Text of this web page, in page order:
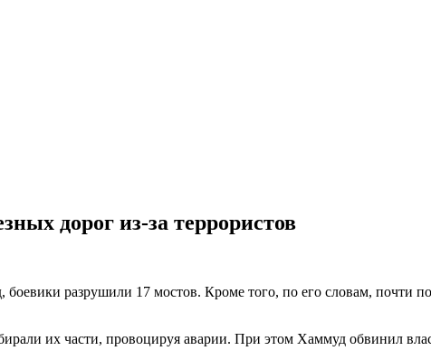
дорог из-за террористов
разрушили 17 мостов. Кроме того, по его словам, почти
их части, провоцируя аварии. При этом Хаммуд обвинил